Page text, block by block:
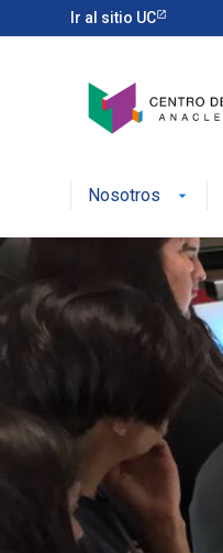
Ir al sitio UC
Nosotros